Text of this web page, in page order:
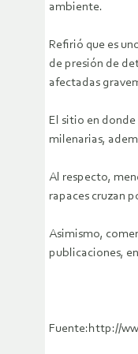
ambiente.
Refirió que es
de presión de
afectadas
El sitio en
milenarias,
Al respecto,
rapaces cruzan
Asimismo,
publicaciones,
Fuente:http://